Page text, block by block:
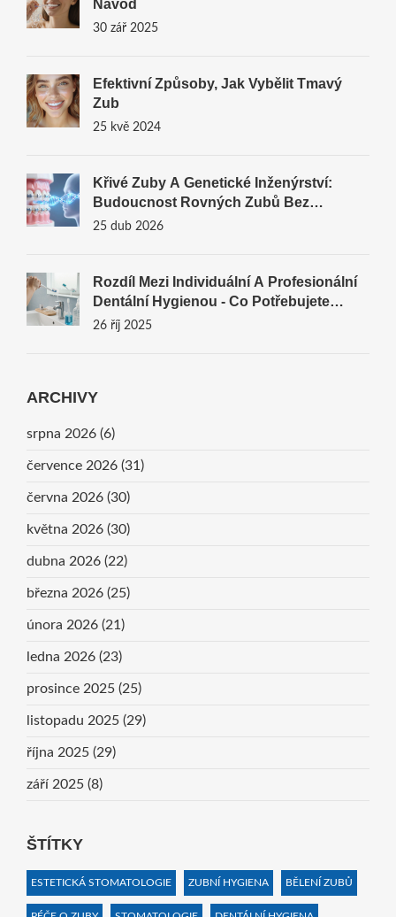
Návod
30 zář 2025
Efektivní Způsoby, Jak Vybělit Tmavý
Zub
25 kvě 2024
Křivé Zuby A Genetické Inženýrství:
Budoucnost Rovných Zubů Bez
Rovnatek
25 dub 2026
Rozdíl Mezi Individuální A Profesionální
Dentální Hygienou - Co Potřebujete
Vědět
26 říj 2025
ARCHIVY
srpna 2026 (6)
července 2026 (31)
června 2026 (30)
května 2026 (30)
dubna 2026 (22)
března 2026 (25)
února 2026 (21)
ledna 2026 (23)
prosince 2025 (25)
listopadu 2025 (29)
října 2025 (29)
září 2025 (8)
ŠTÍTKY
ESTETICKÁ STOMATOLOGIE ZUBNÍ HYGIENA BĚLENÍ ZUBŮ